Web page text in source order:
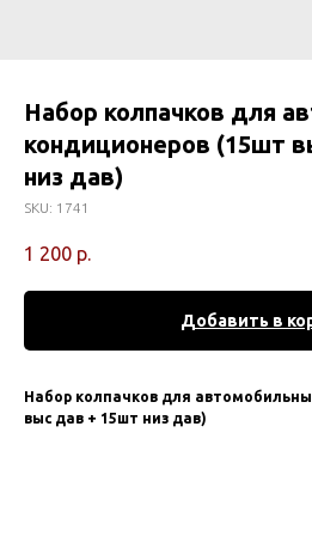
Набор колпачков для
кондиционеров (15шт
низ дав)
SKU: 1741
1 200 р.
Добавить в
Набор колпачков для
выс дав + 15шт низ дав)